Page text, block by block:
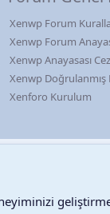
Xenwp Forum
Xenwp Forum
Xenwp Anayasası
Xenwp
Xenforo Kurulum